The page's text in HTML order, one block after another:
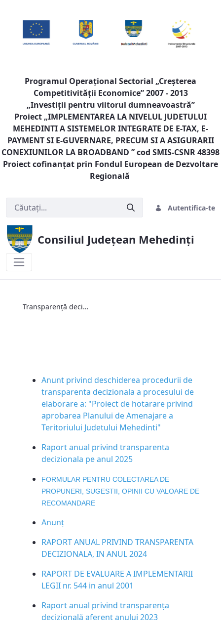
Programul Operaţional Sectorial „Creşterea
Competitivităţii Economice” 2007 - 2013
„Investiţii pentru viitorul dumneavoastră”
Proiect „IMPLEMENTAREA LA NIVELUL JUDETULUI
MEHEDINTI A SISTEMELOR INTEGRATE DE E-TAX, E-
PAYMENT SI E-GUVERNARE, PRECUM SI A ASIGURARII
CONEXIUNILOR LA BROADBAND ” cod SMIS-CSNR 48398
Proiect cofinanţat prin Fondul European de Dezvoltare
Regională
Autentifica-te
Consiliul Județean Mehedinți
Transparență decizională
Anunt privind deschiderea procedurii de
transparenta decizionala a procesului de
elaborare a: "Proiect de hotarare privind
aprobarea Planului de Amenajare a
Teritoriului Judetului Mehedinti"
Raport anual privind transparenta
decizionala pe anul 2025
FORMULAR PENTRU COLECTAREA DE
PROPUNERI, SUGESTII, OPINII CU VALOARE DE
RECOMANDARE
Anunț
RAPORT ANUAL PRIVIND TRANSPARENTA
DECIZIONALA, IN ANUL 2024
RAPORT DE EVALUARE A IMPLEMENTARII
LEGII nr. 544 in anul 2001
Raport anual privind transparența
decizională aferent anului 2023